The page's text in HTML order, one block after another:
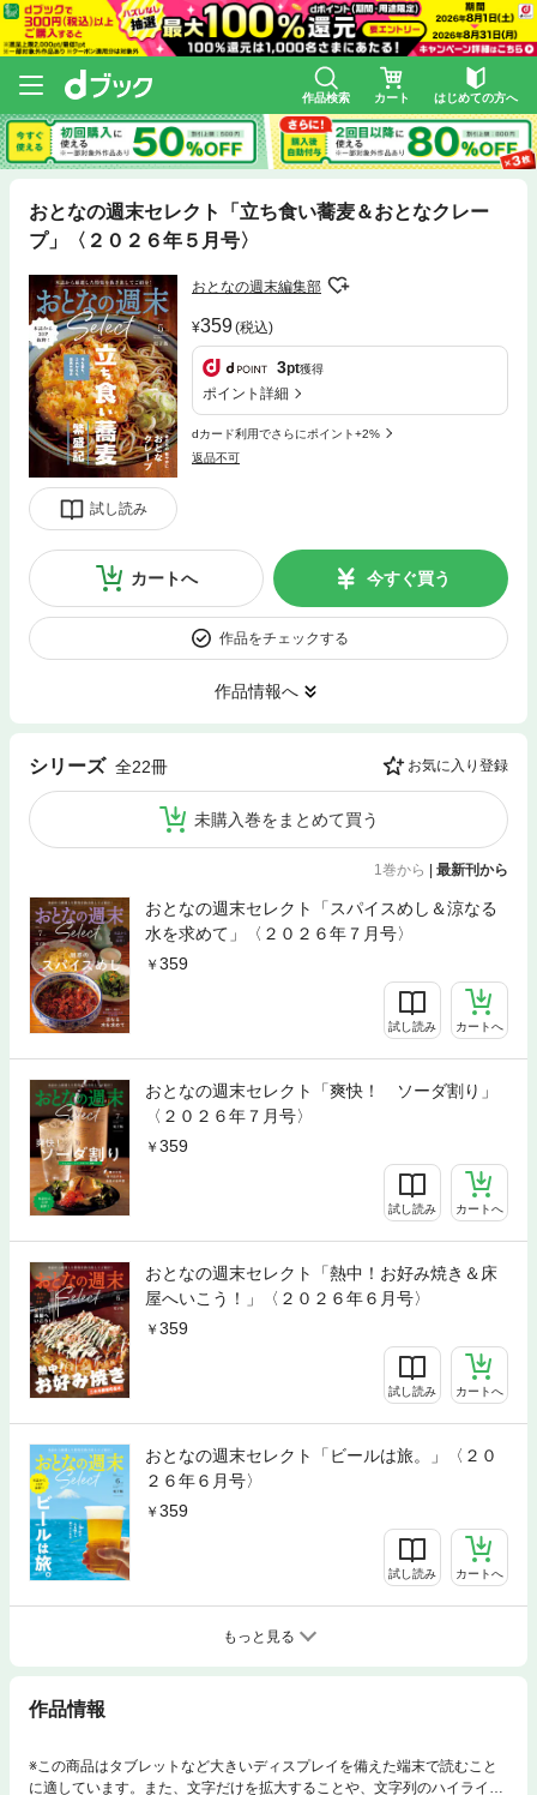
作品検索 カート はじめての方へ
おとなの週末セレクト「立ち食い蕎麦＆おとなクレー
プ」〈２０２６年５月号〉
試し読み
おとなの週末編集部
359(税込)
3pt獲得
ポイント詳細
dカード利用でさらにポイント+2%
返品不可
カートへ 今すぐ買う
作品をチェックする
作品情報へ
シリーズ 全22冊 お気に入り登録
未購入巻をまとめて買う
1巻から 最新刊から
おとなの週末セレクト「スパイスめし＆涼なる
水を求めて」〈２０２６年７月号〉
359
試し読み カートへ
おとなの週末セレクト「爽快！ ソーダ割り」
〈２０２６年７月号〉
359
試し読み カートへ
おとなの週末セレクト「熱中！お好み焼き＆床
屋へいこう！」〈２０２６年６月号〉
359
試し読み カートへ
おとなの週末セレクト「ビールは旅。」〈２０
２６年６月号〉
359
試し読み カートへ
もっと見る
作品情報
※この商品はタブレットなど大きいディスプレイを備えた端末で読むこと
に適しています。また、文字だけを拡大することや、文字列のハイライ